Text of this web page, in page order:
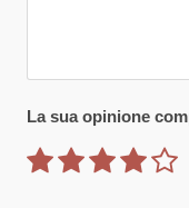
La sua opinione